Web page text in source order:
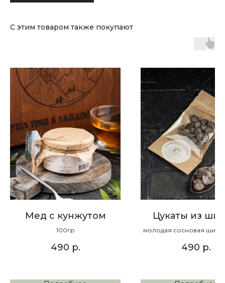
С этим товаром также покупают
Мед с кунжутом
100гр
490 р.
Цукаты из
молодая сосновая
490 р.